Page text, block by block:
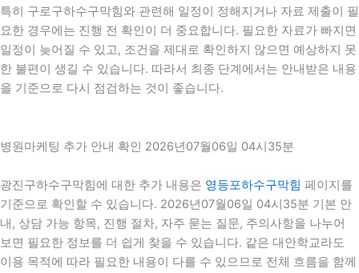
특히 구로구하수구막힘와 관련해 일정이 정해지거나 자료 제출이 필
요한 경우에는 진행 전 확인이 더 중요합니다. 필요한 자료가 빠지면
일정이 늦어질 수 있고, 조건을 제대로 확인하지 않으면 예상하지 못
한 불편이 생길 수 있습니다. 따라서 최종 단계에서는 안내받은 내용
을 기준으로 다시 점검하는 것이 좋습니다.
병원마케팅 추가 안내 확인 2026년07월06일 04시35분
광진구하수구막힘에 대한 추가 내용은 영등포하수구막힘 페이지를
기준으로 확인할 수 있습니다. 2026년07월06일 04시35분 기본 안
내, 상담 가능 항목, 진행 절차, 자주 묻는 질문, 주의사항을 나누어
보면 필요한 정보를 더 쉽게 찾을 수 있습니다. 같은 대안학교라도
이용 목적에 따라 필요한 내용이 다를 수 있으므로 전체 흐름을 함께